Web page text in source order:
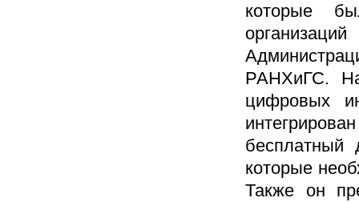
которые
РАНХиГС.
цифровых
бесплатный
которые
Также он